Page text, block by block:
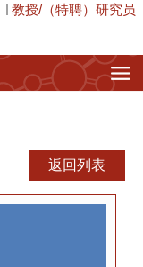
教授/（特聘）研究员